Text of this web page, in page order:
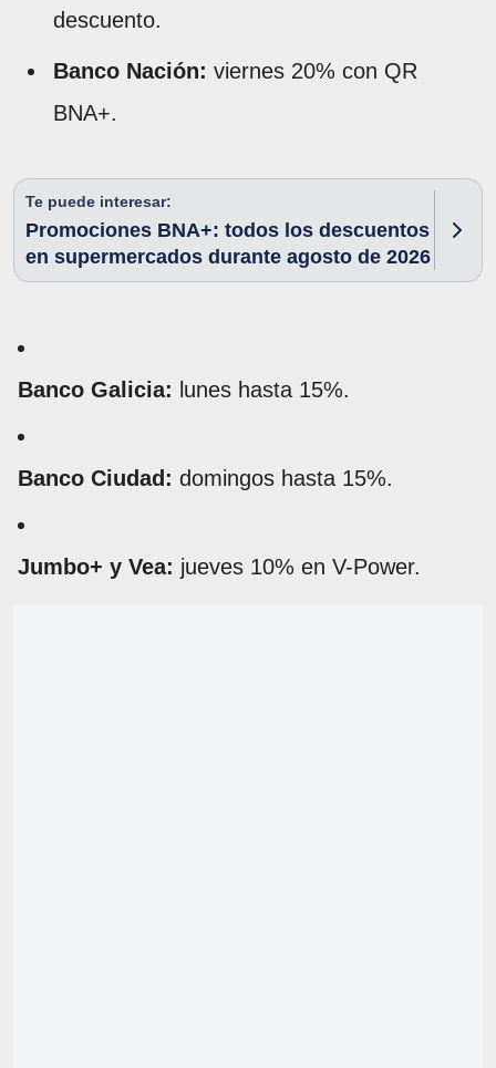
descuento.
Banco Nación: viernes 20% con QR
BNA+.
Te puede interesar:
Promociones BNA+: todos los descuentos
en supermercados durante agosto de 2026
Banco Galicia: lunes hasta 15%.
Banco Ciudad: domingos hasta 15%.
Jumbo+ y Vea: jueves 10% en V-Power.